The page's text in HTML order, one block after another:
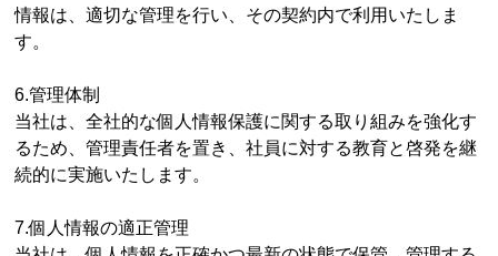
情報は、適切な管理を行い、その契約内で利用いたしま
す。
6.管理体制
当社は、全社的な個人情報保護に関する取り組みを強化す
るため、管理責任者を置き、社員に対する教育と啓発を継
続的に実施いたします。
7.個人情報の適正管理